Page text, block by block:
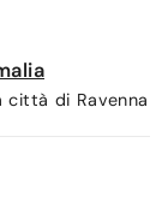
città di Ravenna